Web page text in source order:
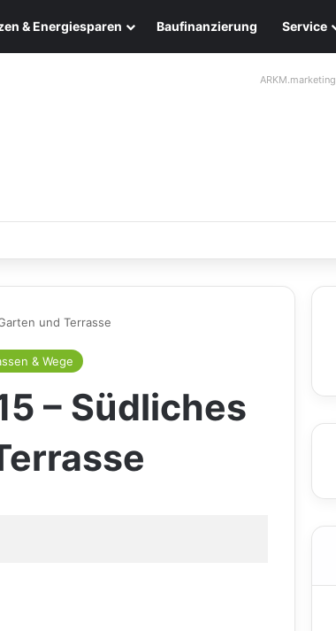
& Energiesparen Baufinanzierung Service
ARKM.marketing
und Nachhaltigkeit für Ihr Zuhause
und Terrasse
& Wege
– Südliches